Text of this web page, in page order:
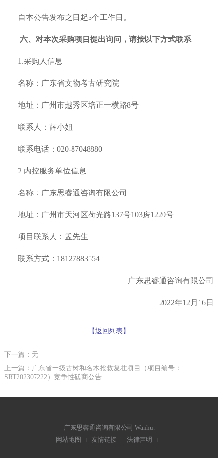
自本公告发布之日起3个工作日。
六、对本次采购项目提出询问，请按以下方式联系
1.采购人信息
名称：广东省文物考古研究院
地址：广州市越秀区培正一横路8号
联系人：薛小姐
联系电话：020-87048880
2.内控服务单位信息
名称：广东思睿通咨询有限公司
地址：广州市天河区荷光路137号103房1220号
项目联系人：孟先生
联系方式： 18127883554
广东思睿通咨询有限公司
2022年12月16日
【返回列表】
下一篇：无
上一篇：广东省一级古树和名木抢救复壮项目（项目编号：
SRT202307222）竞争性磋商公告
广东思睿通咨询有限公司 Wanhu.
网站地图
友情链接 法律声明